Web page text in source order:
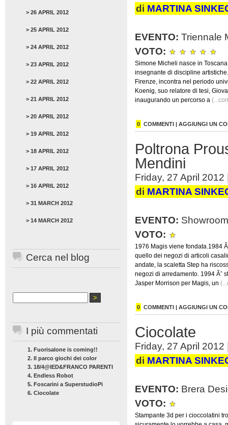
> 26 APRIL 2012
> 25 APRIL 2012
> 24 APRIL 2012
> 23 APRIL 2012
> 22 APRIL 2012
> 21 APRIL 2012
> 20 APRIL 2012
> 19 APRIL 2012
> 18 APRIL 2012
> 17 APRIL 2012
> 16 APRIL 2012
> 31 MARCH 2012
> 14 MARCH 2012
Cerca nel blog
I più commentati
1. Fuorisalone is coming!!
2. Il parco giochi dei color
3. 18/4@IED&FRANCO PARENTI
4. Endless Robot
5. Foscarini a SuperstudioPi
6. Ciocolate
di MARTINA
EVENTO: Triennale
VOTO:
Simone Micheli nasce in
insegnante di discipline
Firenze, incontra nel periodo
Koenig, suo relatore di tesi,
inaugurando un percorso a
0 COMMENTI | AGGIUNGI UN
Poltrona
Mendini
Friday, 27 April 2012
di MARTINA
EVENTO:
VOTO:
1976 Magis viene fondata.1984
quello dei negozi di articoli
andate, la scaletta Step ha
negozi di arredamento. 1994 Ãˆ
Jasper Morrison per Magis, un
0 COMMENTI | AGGIUNGI UN
Ciocolate
Friday, 27 April 2012
di MARTINA
EVENTO: Brera
VOTO:
Stampante 3d per i cioccolatini